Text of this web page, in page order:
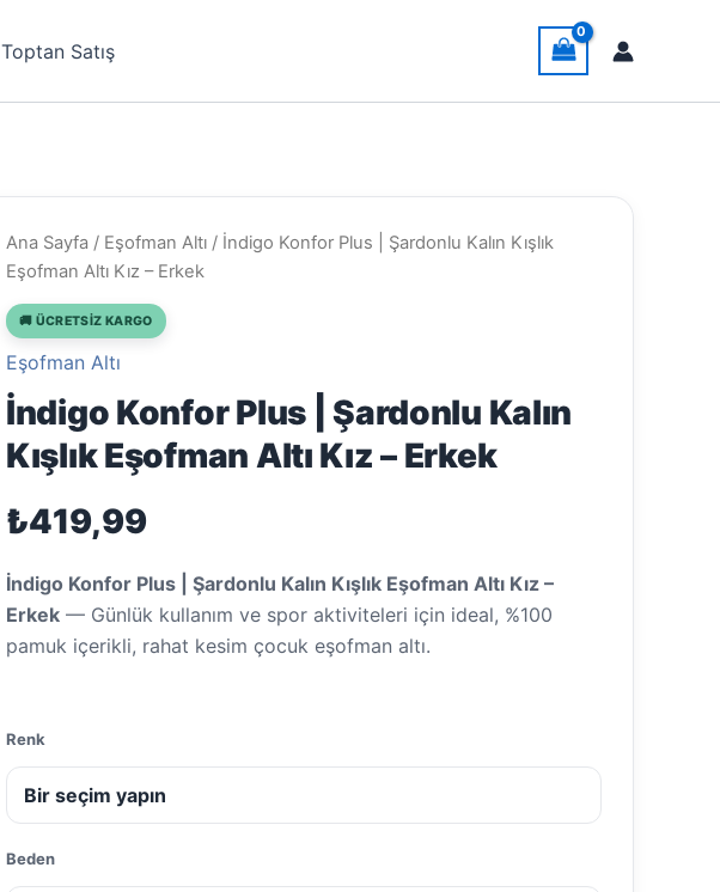
Toptan Satış
Ana Sayfa / Eşofman Altı / İndigo Konfor Plus | Şardonlu Kalın Kışlık
Eşofman Altı Kız – Erkek
🚚 ÜCRETSIZ KARGO
Eşofman Altı
İndigo Konfor Plus | Şardonlu Kalın
Kışlık Eşofman Altı Kız – Erkek
₺419,99
İndigo Konfor Plus | Şardonlu Kalın Kışlık Eşofman Altı Kız –
Erkek — Günlük kullanım ve spor aktiviteleri için ideal, %100
pamuk içerikli, rahat kesim çocuk eşofman altı.
Renk
Beden